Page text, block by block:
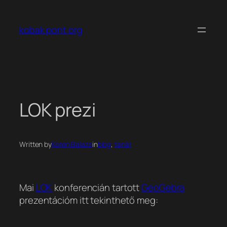
tartalomhoz
kobak pont org
LOK prezi
Written byKoren Balazsinblog, tanár
Mai LOKkonferencián tartottGeoGebra
prezentációm itt tekinthető meg: